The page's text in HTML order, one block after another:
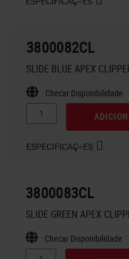
3800082CL
SLIDE BLUE APEX
Checar Disponibilidade
ESPECIFICAÇ÷ES
3800083CL
SLIDE GREEN APEX
Checar Disponibilidade